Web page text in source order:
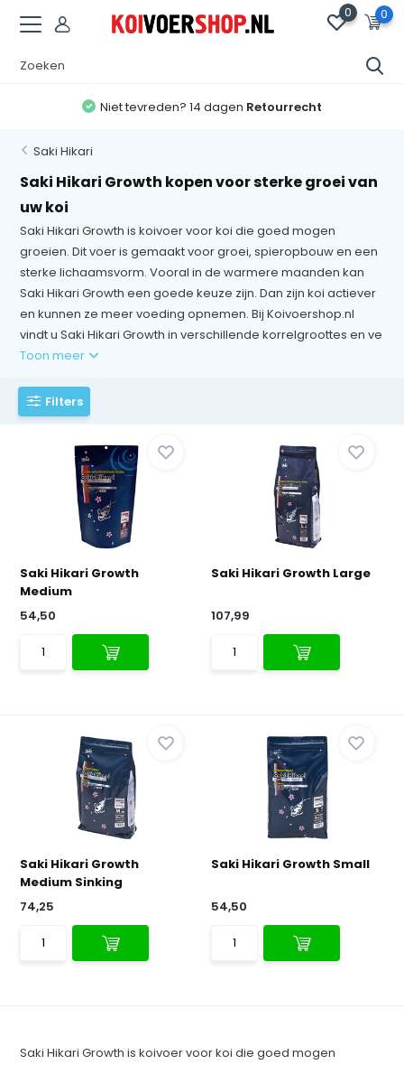
0 0
Gratis Verzendingvanaf 50,- (NL) en 75,- (BE/DE)
Saki Hikari
Saki Hikari Growth kopen voor sterke groei van
uw koi
Saki Hikari Growth is koivoer voor koi die goed mogen
groeien. Dit voer is gemaakt voor groei, spieropbouw en een
sterke lichaamsvorm. Vooral in de warmere maanden kan
Saki Hikari Growth een goede keuze zijn. Dan zijn koi actiever
en kunnen ze meer voeding opnemen. Bij Koivoershop.nl
vindt u Saki Hikari Growth in verschillende korrelgroottes en ve
Toon meer
Filters
Saki Hikari Growth
Medium
54,50
Saki Hikari Growth Large
107,99
Saki Hikari Growth
Medium Sinking
74,25
Saki Hikari Growth Small
54,50
Saki Hikari Growth is koivoer voor koi die goed mogen